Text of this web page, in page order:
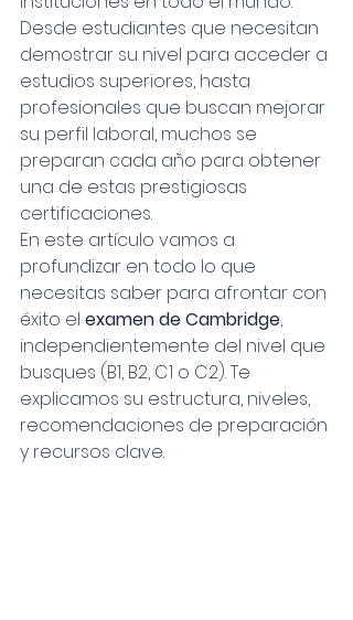
Desde estudiantes que necesitan
demostrar su nivel para acceder a
estudios superiores, hasta
profesionales que buscan mejorar
su perfil laboral, muchos se
preparan cada año para obtener
una de estas prestigiosas
certificaciones.
En este artículo vamos a
profundizar en todo lo que
necesitas saber para afrontar con
éxito el examen de Cambridge,
independientemente del nivel que
busques (B1, B2, C1 o C2). Te
explicamos su estructura, niveles,
recomendaciones de preparación
y recursos clave.